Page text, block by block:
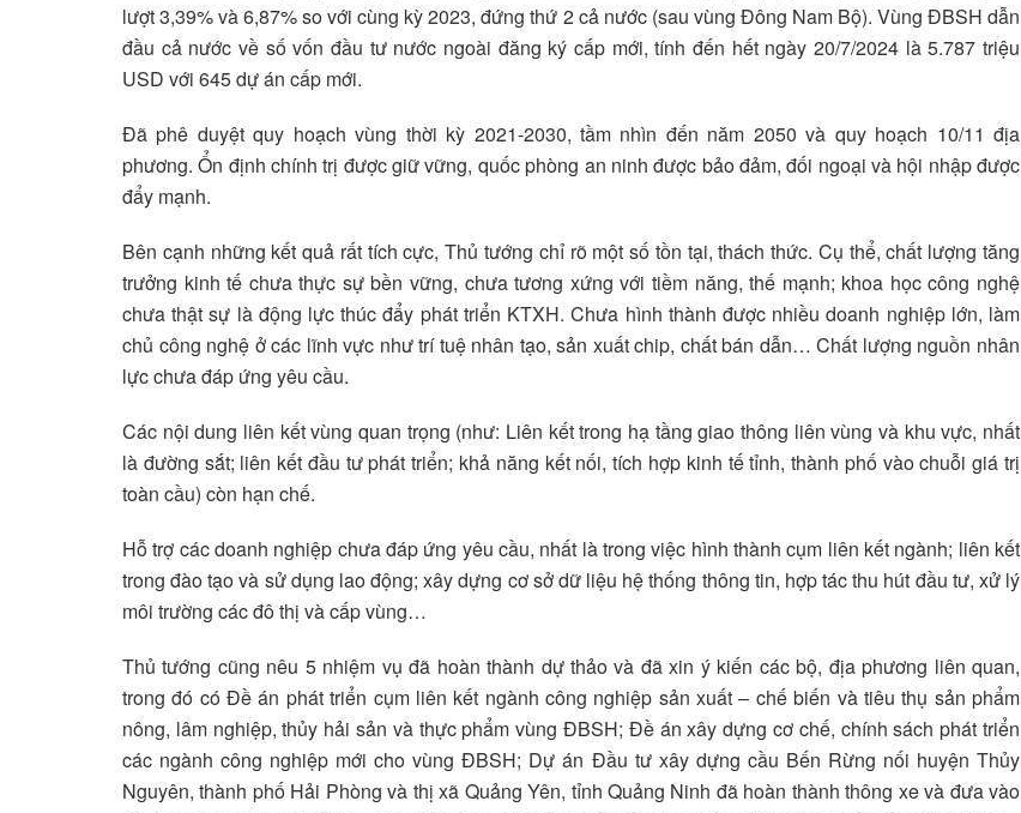
lượt 3,39% và 6,87% so với cùng kỳ 2023, đứng thứ 2 cả nước (sau vùng Đông Nam Bộ). Vùng ĐBSH dẫn
đầu cả nước về số vốn đầu tư nước ngoài đăng ký cấp mới, tính đến hết ngày 20/7/2024 là 5.787 triệu
USD với 645 dự án cấp mới.
Đã phê duyệt quy hoạch vùng thời kỳ 2021-2030, tầm nhìn đến năm 2050 và quy hoạch 10/11 địa
phương. Ổn định chính trị được giữ vững, quốc phòng an ninh được bảo đảm, đối ngoại và hội nhập được
đẩy mạnh.
Bên cạnh những kết quả rất tích cực, Thủ tướng chỉ rõ một số tồn tại, thách thức. Cụ thể, chất lượng tăng
trưởng kinh tế chưa thực sự bền vững, chưa tương xứng với tiềm năng, thế mạnh; khoa học công nghệ
chưa thật sự là động lực thúc đẩy phát triển KTXH. Chưa hình thành được nhiều doanh nghiệp lớn, làm
chủ công nghệ ở các lĩnh vực như trí tuệ nhân tạo, sản xuất chip, chất bán dẫn… Chất lượng nguồn nhân
lực chưa đáp ứng yêu cầu.
Các nội dung liên kết vùng quan trọng (như: Liên kết trong hạ tầng giao thông liên vùng và khu vực, nhất
là đường sắt; liên kết đầu tư phát triển; khả năng kết nối, tích hợp kinh tế tỉnh, thành phố vào chuỗi giá trị
toàn cầu) còn hạn chế.
Hỗ trợ các doanh nghiệp chưa đáp ứng yêu cầu, nhất là trong việc hình thành cụm liên kết ngành; liên kết
trong đào tạo và sử dụng lao động; xây dựng cơ sở dữ liệu hệ thống thông tin, hợp tác thu hút đầu tư, xử lý
môi trường các đô thị và cấp vùng…
Thủ tướng cũng nêu 5 nhiệm vụ đã hoàn thành dự thảo và đã xin ý kiến các bộ, địa phương liên quan,
trong đó có Đề án phát triển cụm liên kết ngành công nghiệp sản xuất – chế biến và tiêu thụ sản phẩm
nông, lâm nghiệp, thủy hải sản và thực phẩm vùng ĐBSH; Đề án xây dựng cơ chế, chính sách phát triển
các ngành công nghiệp mới cho vùng ĐBSH; Dự án Đầu tư xây dựng cầu Bến Rừng nối huyện Thủy
Nguyên, thành phố Hải Phòng và thị xã Quảng Yên, tỉnh Quảng Ninh đã hoàn thành thông xe và đưa vào